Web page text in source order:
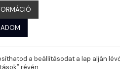
Úszó
a beállításodat a lap alján
révén.